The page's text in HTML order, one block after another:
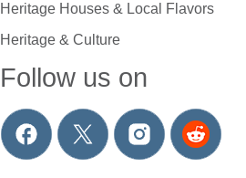
Heritage Houses & Local Flavors
Heritage & Culture
Follow us on